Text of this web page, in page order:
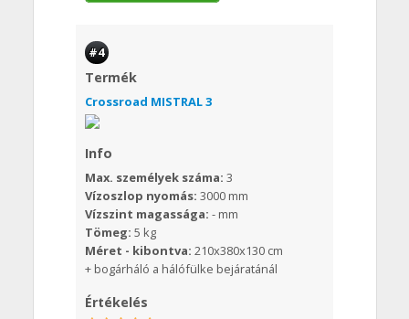
#4
Termék
Crossroad MISTRAL 3
Info
Max. személyek száma: 3
Vízoszlop nyomás: 3000 mm
Vízszint magassága: - mm
Tömeg: 5 kg
Méret - kibontva: 210x380x130 cm
+ bogárháló a hálófülke bejáratánál
Értékelés